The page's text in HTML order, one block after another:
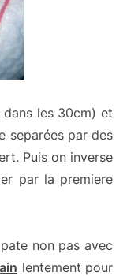
les 30cm) et
separées par des
Puis on inverse
par la premiere
non pas avec
lentement pour